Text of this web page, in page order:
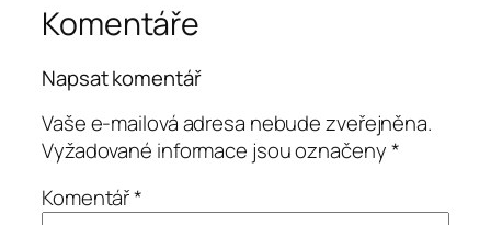
Komentáře
Napsat komentář
Vaše e-mailová adresa nebude zveřejněna.
Vyžadované informace jsou označeny*
Komentář*